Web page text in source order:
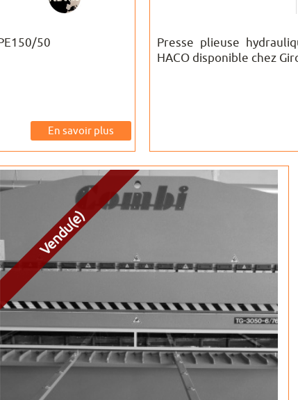
50
En savoir plus
Presse plieuse
HACO disponible chez
Vendu(e)